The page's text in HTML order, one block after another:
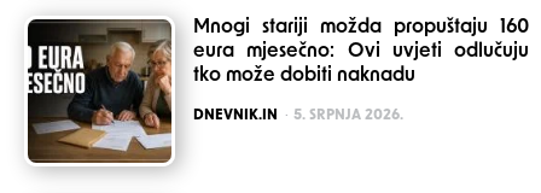
Mnogi stariji možda propuštaju 160
eura mjesečno: Ovi uvjeti odlučuju
tko može dobiti naknadu
POSTED
DNEVNIK.IN 5. SRPNJA 2026.